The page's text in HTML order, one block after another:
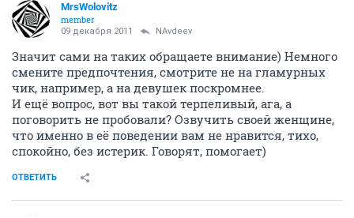
MrsWolovitz
member
09 декабря 2011 NAvdeev
Значит сами на таких обращаете внимание) Немного
смените предпочтения, смотрите не на гламурных
чик, например, а на девушек поскромнее.
И ещё вопрос, вот вы такой терпеливый, ага, а
поговорить не пробовали? Озвучить своей женщине,
что именно в её поведении вам не нравится, тихо,
спокойно, без истерик. Говорят, помогает)
ОТВЕТИТЬ